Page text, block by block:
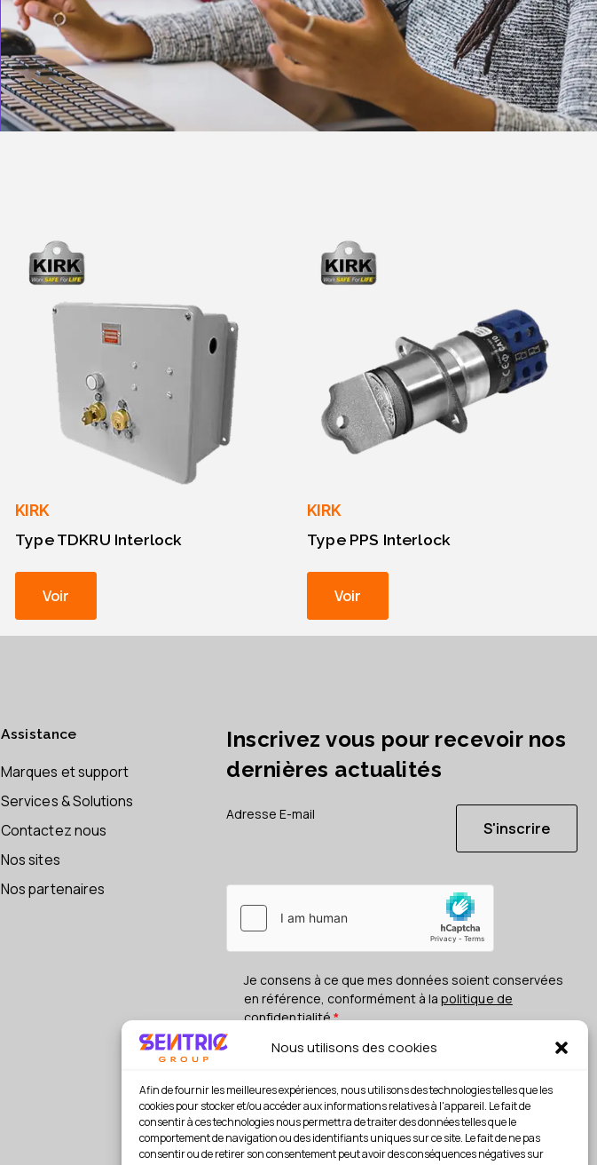
Nous utilisons des cookies
Afin de fournir les meilleures expériences, nous utilisons des technologies telles que les
cookies pour stocker et/ou accéder aux informations relatives à l'appareil. Le fait de
consentir à ces technologies nous permettra de traiter des données telles que le
comportement de navigation ou des identifiants uniques sur ce site. Le fait de ne pas
consentir ou de retirer son consentement peut avoir des conséquences négatives sur
KIRK
Type TDKRU Interlock
Voir
KIRK
Type PPS Interlock
Voir
Assistance
Marques et support
Services & Solutions
Contactez nous
Nos sites
Nos partenaires
Inscrivez vous pour recevoir nos
dernières actualités
S'inscrire
Je consens à ce que mes données soient conservées
en référence, conformément à la politique de
confidentialité*